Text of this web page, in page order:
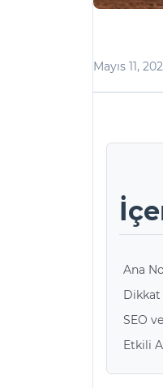
Mayıs 11,
Ana
Dikkat
SEO
Etkili